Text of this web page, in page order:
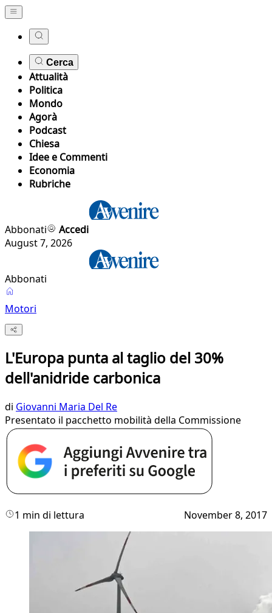
Cerca
Attualità
Politica
Mondo
Agorà
Podcast
Chiesa
Idee e Commenti
Economia
Rubriche
Abbonati
Accedi
August 7, 2026
Abbonati
Motori
L'Europa punta al taglio del 30%
dell'anidride carbonica
di Giovanni Maria Del Re
Presentato il pacchetto mobilità della Commissione
1 min di lettura November 8, 2017